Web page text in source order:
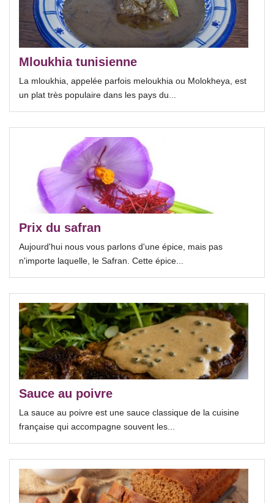
Mloukhia tunisienne
La mloukhia, appelée parfois meloukhia ou Molokheya, est
un plat très populaire dans les pays du...
Prix du safran
Aujourd'hui nous vous parlons d'une épice, mais pas
n'importe laquelle, le Safran. Cette épice...
Sauce au poivre
La sauce au poivre est une sauce classique de la cuisine
française qui accompagne souvent les...